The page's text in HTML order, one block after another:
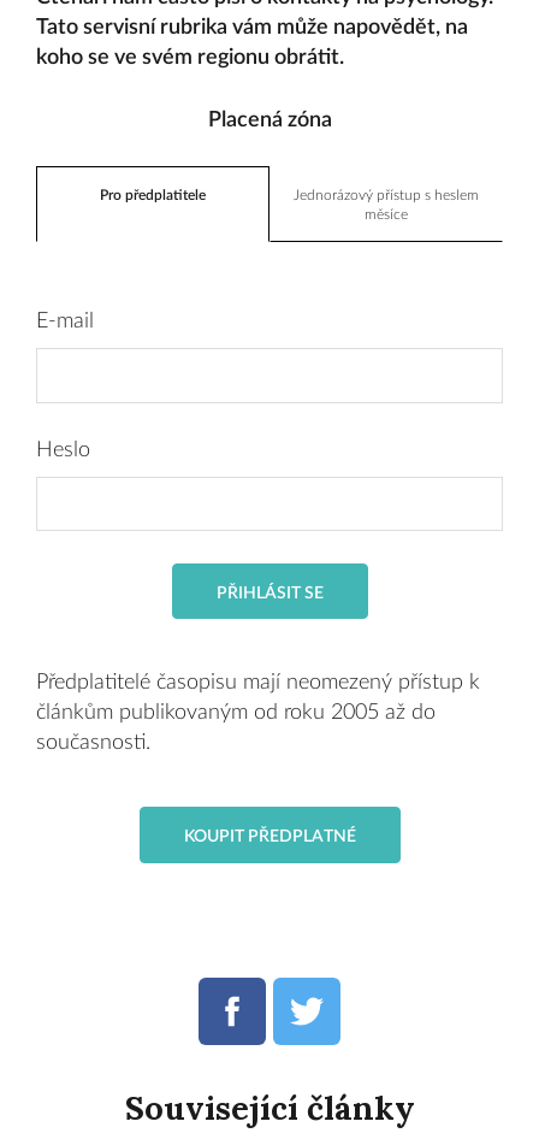
Tato servisní rubrika vám může napovědět, na
koho se ve svém regionu obrátit.
Placená zóna
Pro předplatitele
Jednorázový přístup s heslem
měsíce
E-mail
Heslo
PŘIHLÁSIT SE
Předplatitelé časopisu mají neomezený přístup k
článkům publikovaným od roku 2005 až do
současnosti.
KOUPIT PŘEDPLATNÉ
Související články